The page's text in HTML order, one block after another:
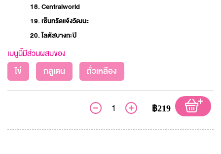
18. Centralworld
19. เซ็นทรัลแจ้งวัฒนะ
20. โลตัสบางกะปิ
เมนูนี้มีส่วนผสมของ
ไข่ กลูเตน ถั่วเหลือง
฿219